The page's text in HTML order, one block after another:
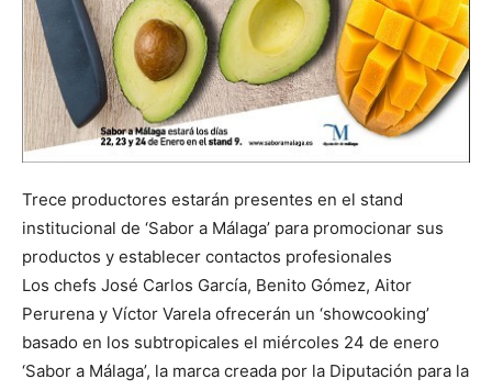
Trece productores estarán presentes en el stand
institucional de ‘Sabor a Málaga’ para promocionar sus
productos y establecer contactos profesionales
Los chefs José Carlos García, Benito Gómez, Aitor
Perurena y Víctor Varela ofrecerán un ‘showcooking’
basado en los subtropicales el miércoles 24 de enero
‘Sabor a Málaga’, la marca creada por la Diputación para la